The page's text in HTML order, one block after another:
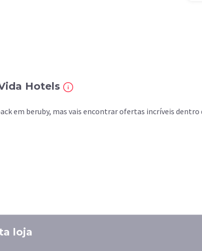
Hotels
em beruby, mas vais encontrar ofertas incríveis dentro
loja